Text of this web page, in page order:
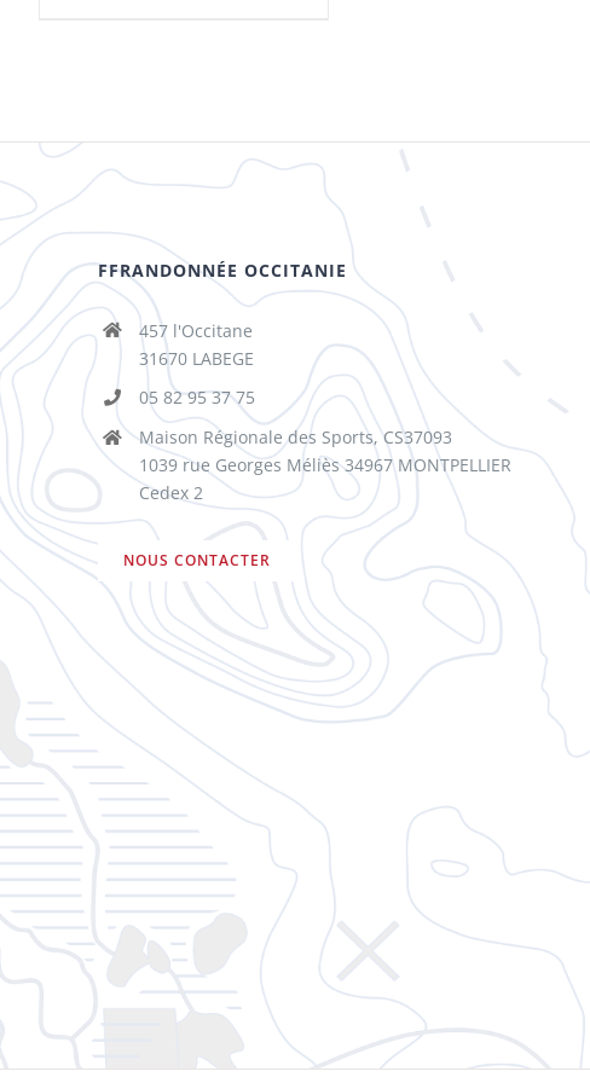
FFRANDONNÉE OCCITANIE
457 l'Occitane
31670 LABEGE
05 82 95 37 75
Maison Régionale des Sports, CS37093
1039 rue Georges Méliès 34967 MONTPELLIER
Cedex 2
NOUS CONTACTER